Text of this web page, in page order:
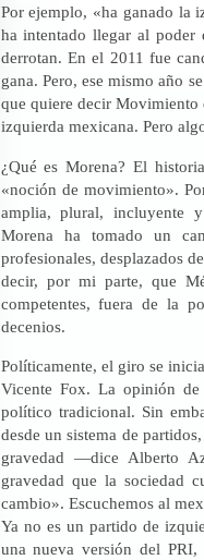
Por ejemplo, «ha ganado la
ha intentado llegar al
derrotan. En el 2011 fue
gana. Pero, ese mismo año
que quiere decir Movimiento
izquierda mexicana. Pero
¿Qué es Morena? El
«noción de movimiento».
amplia, plural, incluyente
Morena ha tomado un
profesionales, desplazados
decir, por mi parte, que
competentes, fuera de la
decenios.
Políticamente, el giro se
Vicente Fox. La opinión de
político tradicional. Sin
desde un sistema de
gravedad —dice Alberto
gravedad que la sociedad
cambio». Escuchemos al
Ya no es un partido de
una nueva versión del